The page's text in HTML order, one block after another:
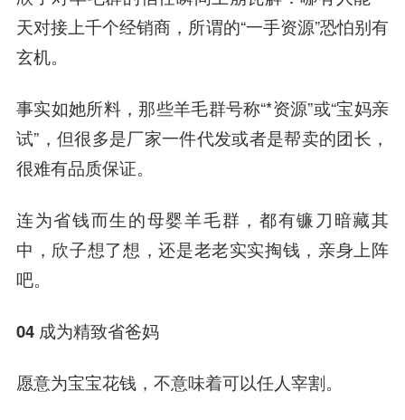
天对接上千个经销商，所谓的“一手资源”恐怕别有
玄机。
事实如她所料，那些羊毛群号称“*资源”或“宝妈亲
试”，但很多是厂家一件代发或者是帮卖的团长，
很难有品质保证。
连为省钱而生的母婴羊毛群，都有镰刀暗藏其
中，欣子想了想，还是老老实实掏钱，亲身上阵
吧。
04 成为精致省爸妈
愿意为宝宝花钱，不意味着可以任人宰割。